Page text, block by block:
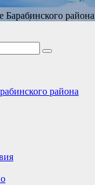
Барабинского района
района